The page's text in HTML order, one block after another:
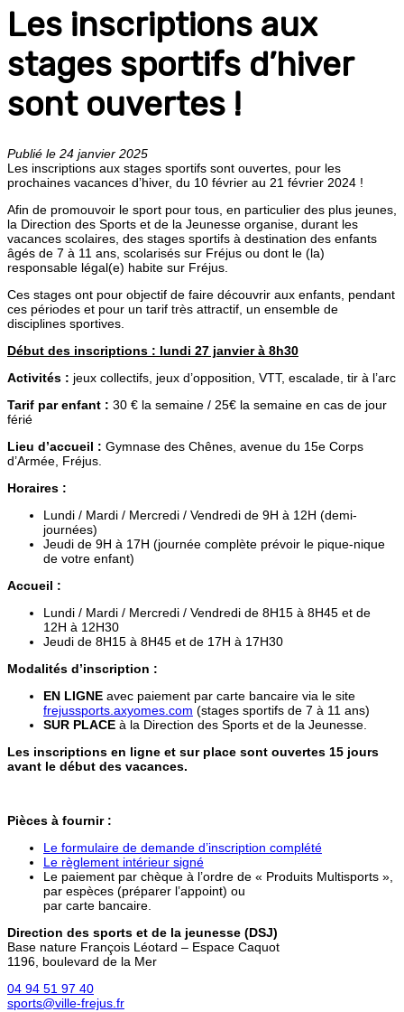
Les inscriptions aux
stages sportifs d’hiver
sont ouvertes !
Publié le 24 janvier 2025
Les inscriptions aux stages sportifs sont ouvertes, pour les
prochaines vacances d’hiver, du 10 février au 21 février 2024 !
Afin de promouvoir le sport pour tous, en particulier des plus jeunes,
la Direction des Sports et de la Jeunesse organise, durant les
vacances scolaires, des stages sportifs à destination des enfants
âgés de 7 à 11 ans, scolarisés sur Fréjus ou dont le (la)
responsable légal(e) habite sur Fréjus.
Ces stages ont pour objectif de faire découvrir aux enfants, pendant
ces périodes et pour un tarif très attractif, un ensemble de
disciplines sportives.
Début des inscriptions : lundi 27 janvier à 8h30
Activités : jeux collectifs, jeux d’opposition, VTT, escalade, tir à l’arc
Tarif par enfant : 30 € la semaine / 25€ la semaine en cas de jour
férié
Lieu d’accueil : Gymnase des Chênes, avenue du 15e Corps
d’Armée, Fréjus.
Horaires :
Lundi / Mardi / Mercredi / Vendredi de 9H à 12H (demi-
journées)
Jeudi de 9H à 17H (journée complète prévoir le pique-nique
de votre enfant)
Accueil :
Lundi / Mardi / Mercredi / Vendredi de 8H15 à 8H45 et de
12H à 12H30
Jeudi de 8H15 à 8H45 et de 17H à 17H30
Modalités d’inscription :
EN LIGNE avec paiement par carte bancaire via le site
frejussports.axyomes.com (stages sportifs de 7 à 11 ans)
SUR PLACE à la Direction des Sports et de la Jeunesse.
Les inscriptions en ligne et sur place sont ouvertes 15 jours
avant le début des vacances.
Pièces à fournir :
Le formulaire de demande d’inscription complété
Le règlement intérieur signé
Le paiement par chèque à l’ordre de « Produits Multisports »,
par espèces (préparer l’appoint) ou
par carte bancaire.
Direction des sports et de la jeunesse (DSJ)
Base nature François Léotard – Espace Caquot
1196, boulevard de la Mer
04 94 51 97 40
sports@ville-frejus.fr